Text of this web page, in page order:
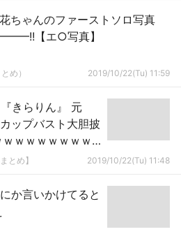
ちゃんのファーストソロ写真
【エ○写真】
め） 2019/10/22(Tu) 11:59
きらりん』 元
ップバスト大胆披
ｗｗｗｗｗｗｗ
とめ】 2019/10/22(Tu) 11:48
か言いかけてると